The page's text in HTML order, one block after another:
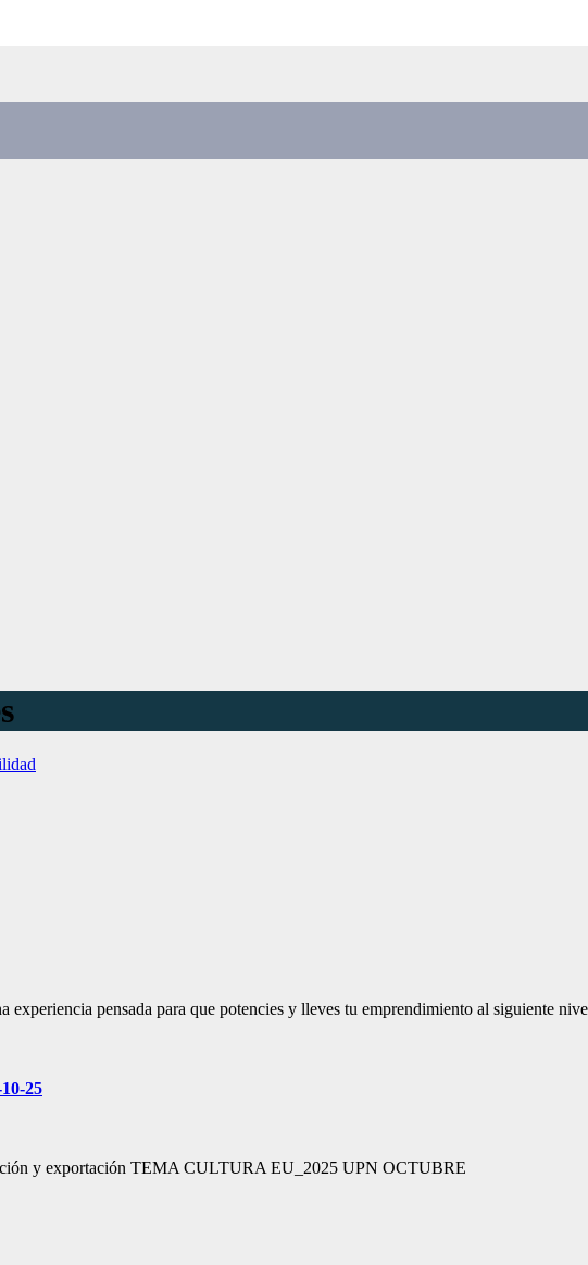
pensada para que potencies y lleves tu emprendimiento al siguiente
25
y exportación TEMA CULTURA EU_2025 UPN OCTUBRE